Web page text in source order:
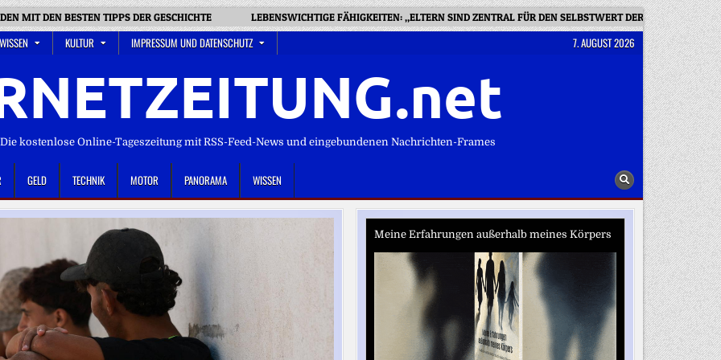
MIT DEN BESTEN TIPPS DER GESCHICHTE LEBENSWICHTIGE FÄHIGKEITEN: „ELTERN SIND ZENTRAL FÜR DEN SELBSTWERT DER KINDER“
KULTUR IMPRESSUM UND DATENSCHUTZ 7. AUGUST 2026
kostenlose Online-Tageszeitung mit RSS-Feed-News und eingebundenen Nachrichten-Frames
GELD TECHNIK MOTOR PANORAMA WISSEN
Meine Erfahrungen außerhalb meines Körpers